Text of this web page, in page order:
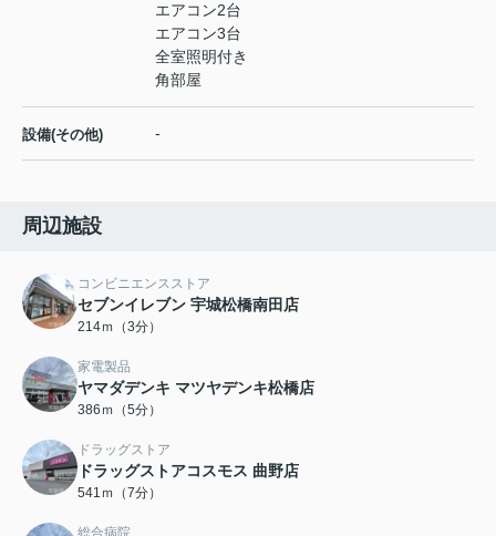
エアコン2台
エアコン3台
全室照明付き
角部屋
設備(その他) -
周辺施設
コンビニエンスストア
セブンイレブン 宇城松橋南田店
214ｍ（3分）
家電製品
ヤマダデンキ マツヤデンキ松橋店
386ｍ（5分）
ドラッグストア
ドラッグストアコスモス 曲野店
541ｍ（7分）